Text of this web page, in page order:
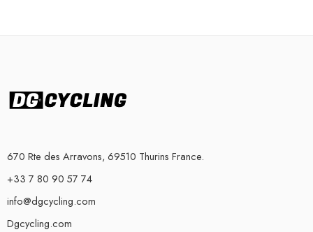
670 Rte des Arravons, 69510 Thurins France.
+33 7 80 90 57 74
info@dgcycling.com
Dgcycling.com